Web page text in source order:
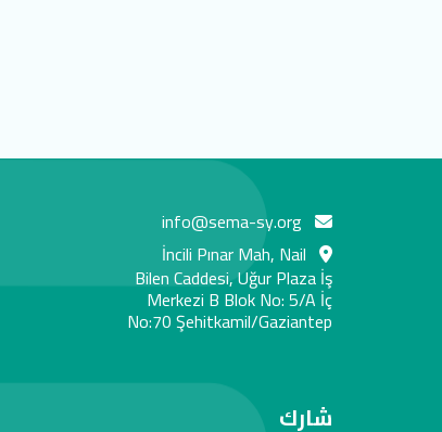
info@sema-sy.org
İncili Pınar Mah, Nail
Bilen Caddesi, Uğur Plaza İş
Merkezi B Blok No: 5/A İç
No:70 Şehitkamil/Gaziantep
شارك